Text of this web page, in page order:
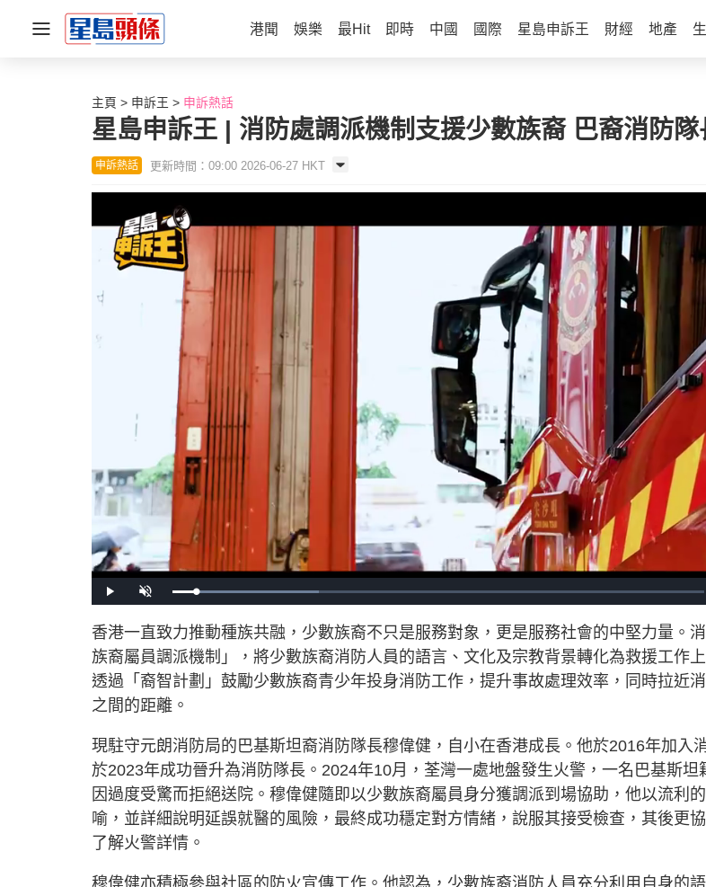
港聞 娛樂 最Hit 即時 中國 國際 星島申訴王 財經 地產
主頁 申訴王 申訴熱話
星島申訴王 | 消防處調派機制支援少數族裔 巴裔消防
申訴熱話 更新時間：09:00 2026-06-27 HKT
P
l
y
U
n
u
t
e
L
o
e
d
2
.
5
香港一直致力推動種族共融，少數族裔不只是服務對象，更是服務社會的中堅力量。
族裔屬員調派機制」，將少數族裔消防人員的語言、文化及宗教背景轉化為救援工作
透過「裔智計劃」鼓勵少數族裔青少年投身消防工作，提升事故處理效率，同時拉近
之間的距離。
現駐守元朗消防局的巴基斯坦裔消防隊長穆偉健，自小在香港成長。他於2016年加入
於2023年成功晉升為消防隊長。2024年10月，荃灣一處地盤發生火警，一名巴基斯坦
因過度受驚而拒絕送院。穆偉健隨即以少數族裔屬員身分獲調派到場協助，他以流利
喻，並詳細說明延誤就醫的風險，最終成功穩定對方情緒，說服其接受檢查，其後更
了解火警詳情。
穆偉健亦積極參與社區的防火宣傳工作。他認為，少數族裔消防人員充分利用自身的